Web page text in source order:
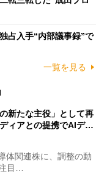
占入手“内部議事録”で
一覧を見る
新たな主役」として再
ィアとの提携でAIデ…
体関連株に、調整の動
目…